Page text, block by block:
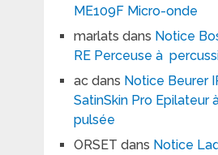
ME109F Micro-onde
marlats dans Notice
RE Perceuse à
acdans Notice Beurer
SatinSkin Pro Epilateur
pulsée
ORSET dans Notice